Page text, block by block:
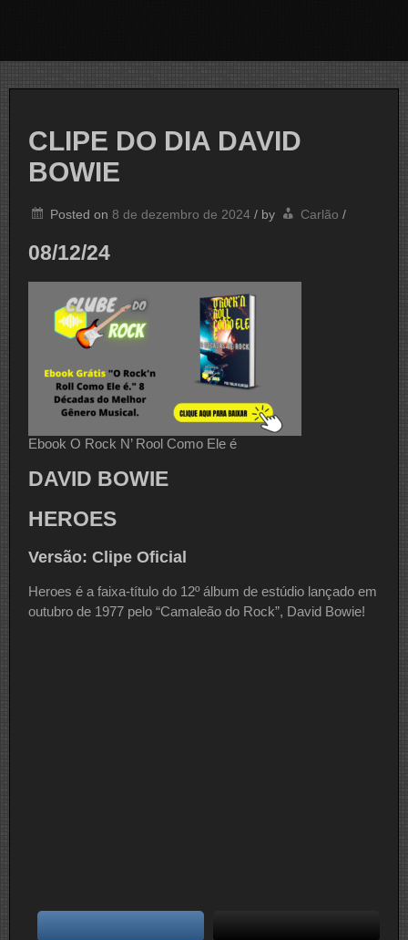
CLIPE DO DIA DAVID
BOWIE
Posted on 8 de dezembro de 2024 / by Carlão /
08/12/24
Ebook O Rock N’ Rool Como Ele é
DAVID BOWIE
HEROES
Versão: Clipe Oficial
Heroes é a faixa-título do 12º álbum de estúdio lançado em
outubro de 1977 pelo “Camaleão do Rock”, David Bowie!